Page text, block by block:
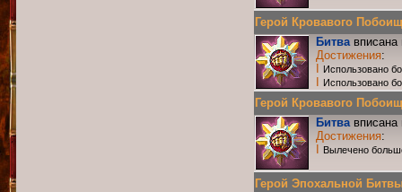
Герой Кровавого
Битвавписана
Достижения:
Использовано
Использовано
Герой Кровавого
Битвавписана
Достижения:
Вылечено
Герой Эпохальной